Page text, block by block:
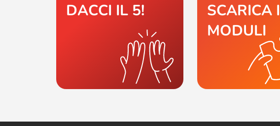
DACCI IL 5!
SCARICA I
MODULI